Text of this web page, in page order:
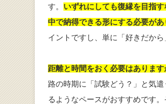
す。 いずれにしても復縁を目指
中で納得できる形にする必要があ
イントですし、単に「好きだか
距離と時間をおく必要はありま
路の時期に「試験どう？」と気
るようなペースがおすすめです